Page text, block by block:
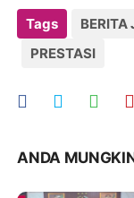
Tags BERITA
PRESTASI
ANDA